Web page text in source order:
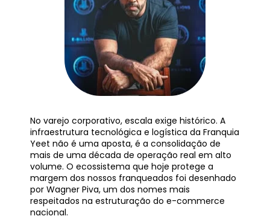
No varejo corporativo, escala exige histórico. A
infraestrutura tecnológica e logística da Franquia
Yeet não é uma aposta, é a consolidação de
mais de uma década de operação real em alto
volume. O ecossistema que hoje protege a
margem dos nossos franqueados foi desenhado
por Wagner Piva, um dos nomes mais
respeitados na estruturação do e-commerce
nacional.